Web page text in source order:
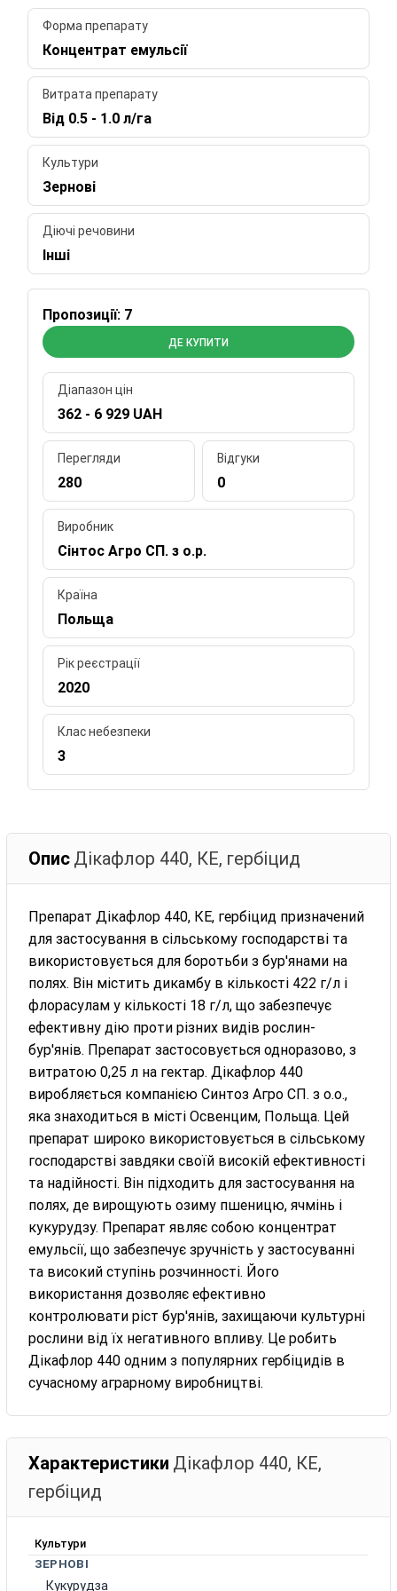
Форма препарату
Концентрат емульсії
Витрата препарату
Від 0.5 - 1.0 л/га
Культури
Зернові
Діючі речовини
Інші
Пропозиції: 7
ДЕ КУПИТИ
Діапазон цін
362 - 6 929 UAH
Перегляди
280
Відгуки
0
Виробник
Сінтос Агро СП. з о.р.
Країна
Польща
Рік реєстрації
2020
Клас небезпеки
3
Опис Дікафлор 440, КЕ, гербіцид
Препарат Дікафлор 440, КЕ, гербіцид призначений
для застосування в сільському господарстві та
використовується для боротьби з бур'янами на
полях. Він містить дикамбу в кількості 422 г/л і
флорасулам у кількості 18 г/л, що забезпечує
ефективну дію проти різних видів рослин-
бур'янів. Препарат застосовується одноразово, з
витратою 0,25 л на гектар. Дікафлор 440
виробляється компанією Синтоз Агро СП. з о.о.,
яка знаходиться в місті Освенцим, Польща. Цей
препарат широко використовується в сільському
господарстві завдяки своїй високій ефективності
та надійності. Він підходить для застосування на
полях, де вирощують озиму пшеницю, ячмінь і
кукурудзу. Препарат являє собою концентрат
емульсії, що забезпечує зручність у застосуванні
та високий ступінь розчинності. Його
використання дозволяє ефективно
контролювати ріст бур'янів, захищаючи культурні
рослини від їх негативного впливу. Це робить
Дікафлор 440 одним з популярних гербіцидів в
сучасному аграрному виробництві.
Характеристики Дікафлор 440, КЕ,
гербіцид
Культури
ЗЕРНОВІ
Кукурудза